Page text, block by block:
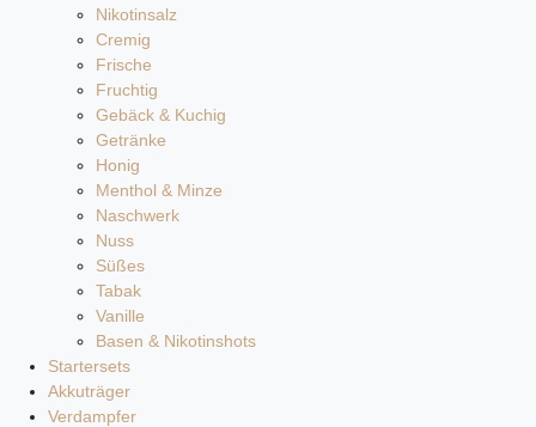
Nikotinsalz
Cremig
Frische
Fruchtig
Gebäck & Kuchig
Getränke
Honig
Menthol & Minze
Naschwerk
Nuss
Süßes
Tabak
Vanille
Basen & Nikotinshots
Startersets
Akkuträger
Verdampfer